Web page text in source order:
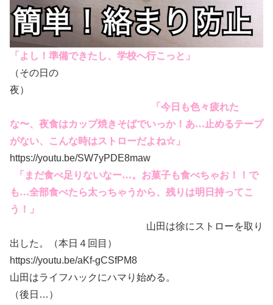
「よし！準備できたし、学校へ行こっと」
（その日の
夜）
「今日も色々疲れた
な〜、夜食はカップ焼きそばでいっか！あ…止めるテープ
がない、こんな時はストローだよね☆」
https://youtu.be/SW7yPDE8maw
「まだ食べ足りないなー…。お菓子も食べちゃお！！で
も…全部食べたら太っちゃうから、残りは明日持ってこ
う！」
山田は徐にストローを取り
出した。（本日４回目）
https://youtu.be/aKf-gCSfPM8
山田はライフハックにハマり始める。
（後日…）